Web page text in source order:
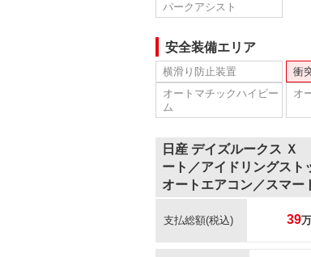
パークアシスト
安全装備エリア
横滑り防止装置 衝
オートマチックハイビー
ム
オ
日産 デイズルークス Ｘ
ート／アイドリングスト
オートエアコン／スマー
支払総額(税込) 39